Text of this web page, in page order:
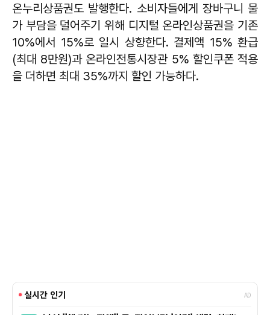
온누리상품권도 발행한다. 소비자들에게 장바구니 물
가 부담을 덜어주기 위해 디지털 온라인상품권을 기존
10%에서 15%로 일시 상향한다. 결제액 15% 환급
(최대 8만원)과 온라인전통시장관 5% 할인쿠폰 적용
을 더하면 최대 35%까지 할인 가능하다.